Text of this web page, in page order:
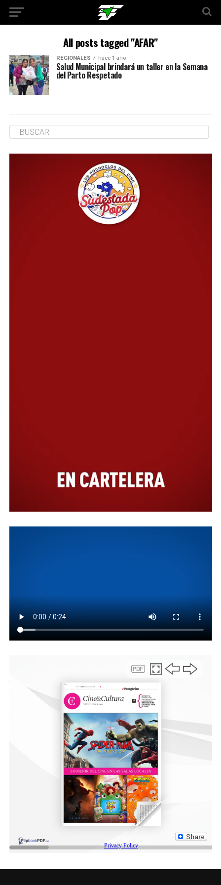
All posts tagged "AFAR"
REGIONALES hace 1 año
Salud Municipal brindará un taller en la Semana
del Parto Respetado